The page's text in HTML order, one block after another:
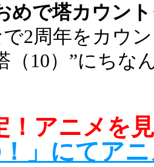
めで塔カウン
2周年をカウ
（10）”にちな
！アニメを
！」にてア